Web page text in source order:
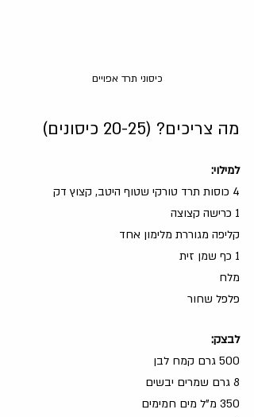
כיסוני תרד אפויים
מה צריכים? (20-25 כיסונים)
למילוי:
4 כוסות תרד טורקי שטוף היטב, קצוץ דק
1 כרישה קצוצה
קליפה מגוררת מלימון אחד
1 כף שמן זית
מלח
פלפל שחור
לבצק:
500 גרם קמח לבן
8 גרם שמרים יבשים
350 מ"ל מים חמימים